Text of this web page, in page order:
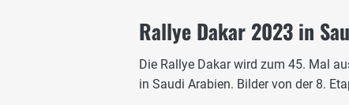
Rallye Dakar 2023 in
Die Rallye Dakar wird zum 45. Mal
in Saudi Arabien. Bilder von der 8.